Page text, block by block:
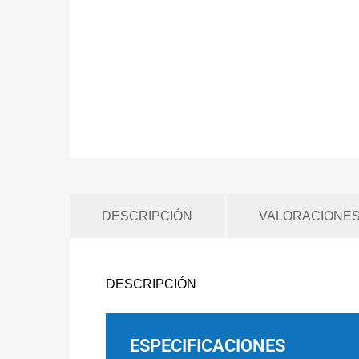
DESCRIPCIÓN
DESCRIPCIÓN
ESPECIFICACIONES